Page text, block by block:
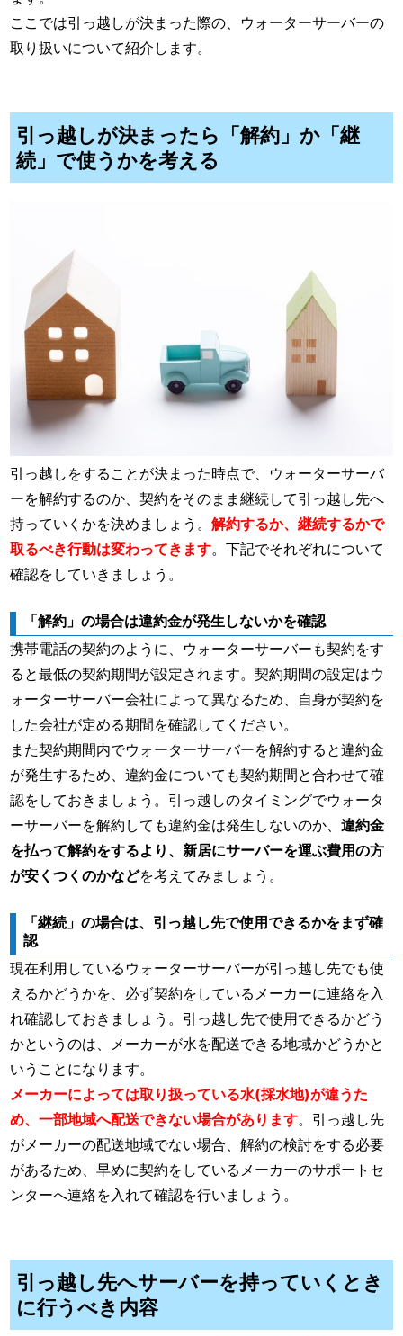
ここでは引っ越しが決まった際の、ウォーターサーバーの
取り扱いについて紹介します。
引っ越しが決まったら「解約」か「継
続」で使うかを考える
引っ越しをすることが決まった時点で、ウォーターサーバ
ーを解約するのか、契約をそのまま継続して引っ越し先へ
持っていくかを決めましょう。解約するか、継続するかで
取るべき行動は変わってきます。下記でそれぞれについて
確認をしていきましょう。
「解約」の場合は違約金が発生しないかを確認
携帯電話の契約のように、ウォーターサーバーも契約をす
ると最低の契約期間が設定されます。契約期間の設定はウ
ォーターサーバー会社によって異なるため、自身が契約を
した会社が定める期間を確認してください。
また契約期間内でウォーターサーバーを解約すると違約金
が発生するため、違約金についても契約期間と合わせて確
認をしておきましょう。引っ越しのタイミングでウォータ
ーサーバーを解約しても違約金は発生しないのか、違約金
を払って解約をするより、新居にサーバーを運ぶ費用の方
が安くつくのかなどを考えてみましょう。
「継続」の場合は、引っ越し先で使用できるかをまず確
認
現在利用しているウォーターサーバーが引っ越し先でも使
えるかどうかを、必ず契約をしているメーカーに連絡を入
れ確認しておきましょう。引っ越し先で使用できるかどう
かというのは、メーカーが水を配送できる地域かどうかと
いうことになります。
メーカーによっては取り扱っている水(採水地)が違うた
め、一部地域へ配送できない場合があります。引っ越し先
がメーカーの配送地域でない場合、解約の検討をする必要
があるため、早めに契約をしているメーカーのサポートセ
ンターへ連絡を入れて確認を行いましょう。
引っ越し先へサーバーを持っていくとき
に行うべき内容